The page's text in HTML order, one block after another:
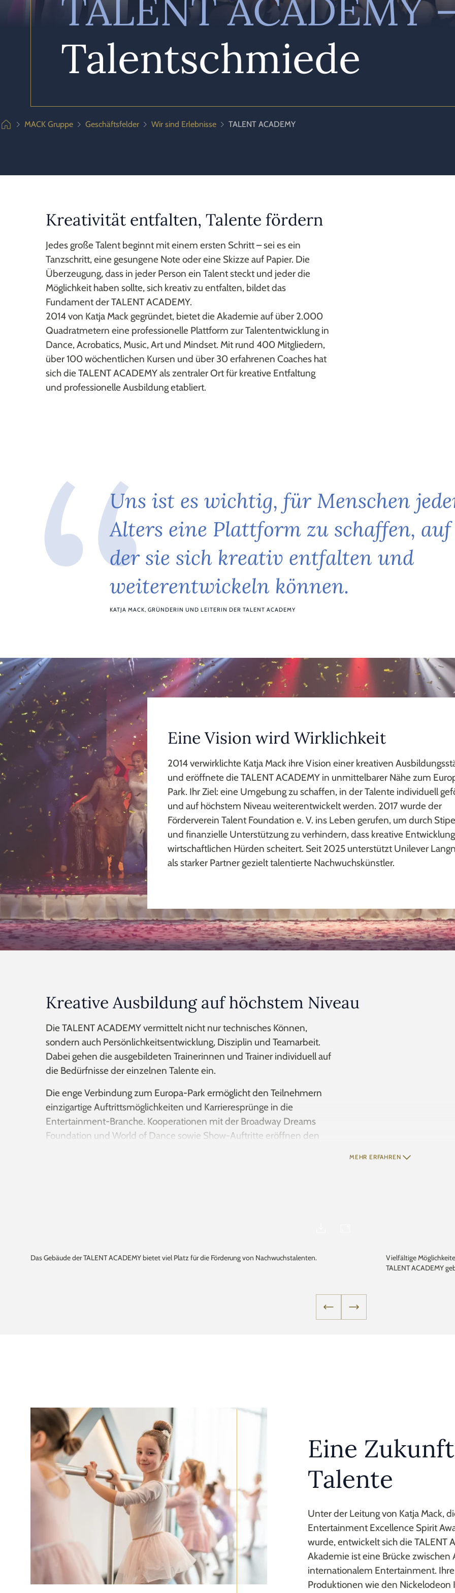
TALENT ACADEMY
Talentschmiede
MACK Gruppe Geschäftsfelder Wir sind Erlebnisse TALENT ACADEMY
Kreativität entfalten, Talente fördern
Jedes große Talent beginnt mit einem ersten Schritt – sei es ein
Tanzschritt, eine gesungene Note oder eine Skizze auf Papier. Die
Überzeugung, dass in jeder Person ein Talent steckt und jeder die
Möglichkeit haben sollte, sich kreativ zu entfalten, bildet das
Fundament der TALENT ACADEMY.
2014 von Katja Mack gegründet, bietet die Akademie auf über 2.000
Quadratmetern eine professionelle Plattform zur Talententwicklung in
Dance, Acrobatics, Music, Art und Mindset. Mit rund 400 Mitgliedern,
über 100 wöchentlichen Kursen und über 30 erfahrenen Coaches hat
sich die TALENT ACADEMY als zentraler Ort für kreative Entfaltung
und professionelle Ausbildung etabliert.
Uns ist es wichtig, für Menschen jede
Alters eine Plattform zu schaffen, auf
der sie sich kreativ entfalten und
weiterentwickeln können.
KATJA MACK, GRÜNDERIN UND LEITERIN DER TALENT ACADEMY
Eine Vision wird Wirklichkeit
2014 verwirklichte Katja Mack ihre Vision einer kreativen
und eröffnete die TALENT ACADEMY in unmittelbarer Nähe zum
Park. Ihr Ziel: eine Umgebung zu schaffen, in der Talente individuell
und auf höchstem Niveau weiterentwickelt werden. 2017 wurde der
Förderverein Talent Foundation e. V. ins Leben gerufen, um durch
und finanzielle Unterstützung zu verhindern, dass kreative
wirtschaftlichen Hürden scheitert. Seit 2025 unterstützt Unilever
als starker Partner gezielt talentierte Nachwuchskünstler.
Kreative Ausbildung auf höchstem Niveau
Die TALENT ACADEMY vermittelt nicht nur technisches Können,
sondern auch Persönlichkeitsentwicklung, Disziplin und Teamarbeit.
Dabei gehen die ausgebildeten Trainerinnen und Trainer individuell auf
die Bedürfnisse der einzelnen Talente ein.
Die enge Verbindung zum Europa-Park ermöglicht den Teilnehmern
einzigartige Auftrittsmöglichkeiten und Karrieresprünge in die
Entertainment-Branche. Kooperationen mit der Broadway Dreams
Foundation und World of Dance sowie Show-Auftritte eröffnen den
Music: Vocal Coaching, DJ School, E-Piano, Geige und Gitarre
MEHR ERFAHREN
Das Gebäude der TALENT ACADEMY bietet viel Platz für die Förderung von Nachwuchstalenten.
Vielfältige
TALENT ACADEMY
Eine
Talente
Unter der Leitung von Katja Mack,
Entertainment Excellence Spirit
wurde, entwickelt sich die TALENT
Akademie ist eine Brücke zwischen
internationalem Entertainment.
Produktionen wie den Nickelodeon